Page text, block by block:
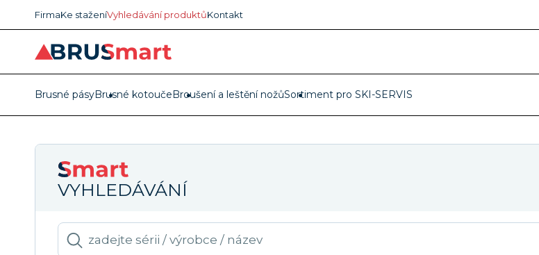
FirmaKe staženíVyhledávání produktůKontakt
Brusné pásyBrusné kotoučeBroušení a leštění nožůSortiment pro SKI-SERVIS
VYHLEDÁVÁNÍ